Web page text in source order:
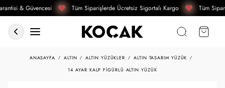
& Güvencesi Tüm Siparişlerde Ücretsiz Sigortalı Kargo Tüm
ANASAYFA ALTIN ALTIN YÜZÜKLER
ALTIN TASARIM YÜZÜK
14 AYAR KALP FIGÜRLÜ ALTIN YÜZÜK